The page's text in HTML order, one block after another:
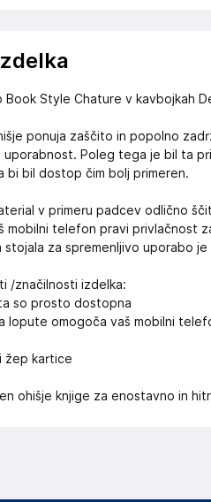
Book Style Chature v kavbojkah
ponuja zaščito in popolno
uporabnost. Poleg tega je bil ta
bi bil dostop čim bolj primeren.
v primeru padcev odlično
mobilni telefon pravi privlačnost
stojala za spremenljivo uporabo je
/značilnosti izdelka:
so prosto dostopna
lopute omogoča vaš mobilni
žep kartice
ohišje knjige za enostavno in